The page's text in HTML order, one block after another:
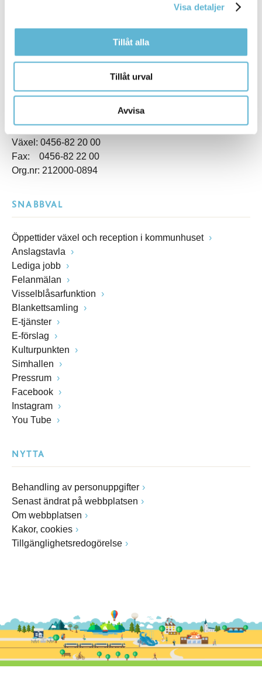
Visa detaljer
Tillåt alla
Tillåt urval
Avvisa
Kommunhuset, Storgatan 48
Box 18, 295 21 Bromölla
Webbadress
Växel: 0456-82 20 00
Fax: 0456-82 22 00
Org.nr: 212000-0894
SNABBVAL
Öppettider växel och reception i kommunhuset
Anslagstavla
Lediga jobb
Felanmälan
Visselblåsarfunktion
Blankettsamling
E-tjänster
E-förslag
Kulturpunkten
Simhallen
Pressrum
Facebook
Instagram
You Tube
NYTTA
Behandling av personuppgifter
Senast ändrat på webbplatsen
Om webbplatsen
Kakor, cookies
Tillgänglighetsredogörelse